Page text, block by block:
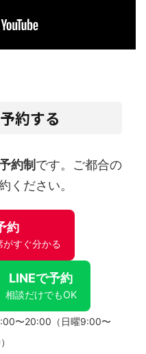
約する
約制 です。ご都合の
ください。
約
すぐ分かる
LINEで予約
相談だけでもOK
〜20:00（日曜9:00〜